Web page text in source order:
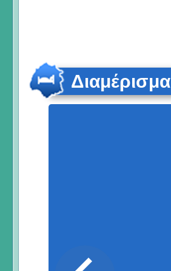
Διαμέρισμα